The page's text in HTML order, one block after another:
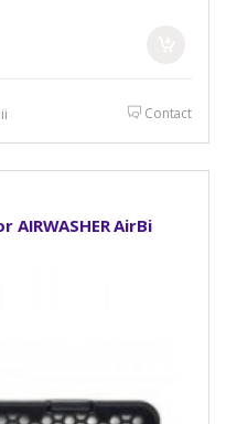
Contact
AirBi